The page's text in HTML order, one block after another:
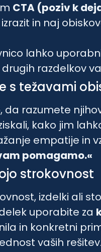
CTA (poziv k
izrazit in naj
lahko
razdelkov
s težavami
da razumete
kako jim
empatije in
pomagamo.«
strokovnost
izdelki ali
uporabite za
in konkretni
vaših